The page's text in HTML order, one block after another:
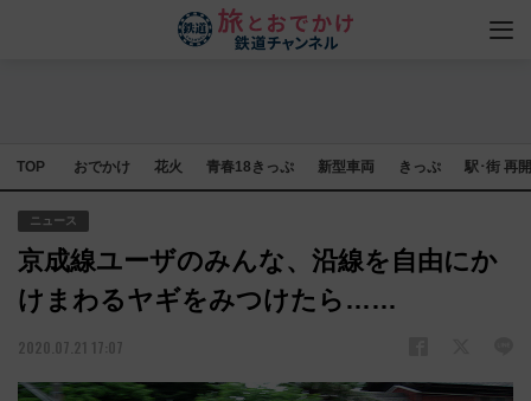
TOP おでかけ 花火 青春18きっぷ 新型車両 きっぷ 駅･街 再
ニュース
京成線ユーザのみんな、沿線を自由にか
けまわるヤギをみつけたら……
2020.07.21 17:07